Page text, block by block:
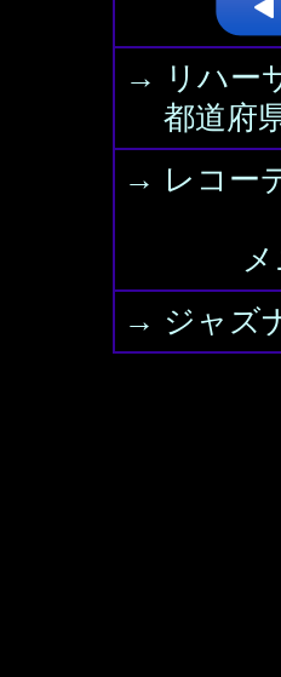
→ リハー
都道府
→ レコー
→ ジャズ